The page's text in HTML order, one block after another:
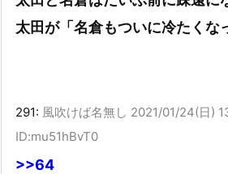
太田が「名倉もついに冷たくな
291: 風吹けば名無し 2021/01/24(日)
ID:mu51hBvT0
>>64